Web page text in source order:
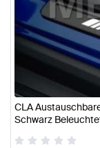
CLA
Schwarz